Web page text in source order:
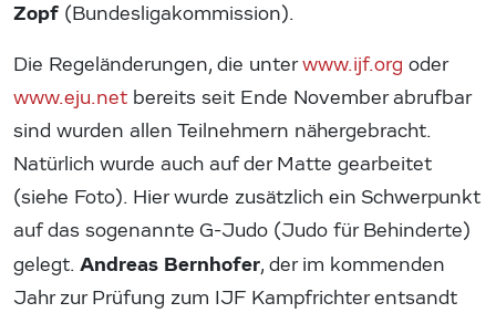
Zopf (Bundesligakommission).
Die Regeländerungen, die unterwww.ijf.org oder
www.eju.net bereits seit Ende November abrufbar
sind wurden allen Teilnehmern nähergebracht.
Natürlich wurde auch auf der Matte gearbeitet
(siehe Foto). Hier wurde zusätzlich ein Schwerpunkt
auf das sogenannte G-Judo (Judo für Behinderte)
gelegt. Andreas Bernhofer, der im kommenden
Jahr zur Prüfung zum IJF Kampfrichter entsandt